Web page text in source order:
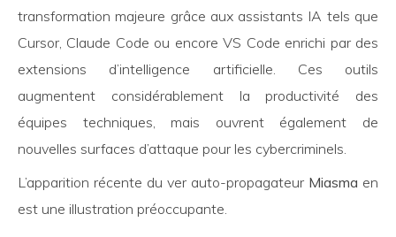
transformation majeure grâce aux assistants IA tels que
Cursor, Claude Code ou encore VS Code enrichi par des
extensions d’intelligence artificielle. Ces outils
augmentent considérablement la productivité des
équipes techniques, mais ouvrent également de
nouvelles surfaces d’attaque pour les cybercriminels.
L’apparition récente du ver auto-propagateur Miasma en
est une illustration préoccupante.